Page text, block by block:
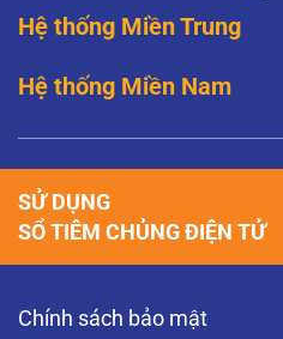
Hệ thống Miền Trung
Hệ thống Miền Nam
Chính sách bảo mật
SỬ DỤNG
SỔ TIÊM CHỦNG ĐIỆN TỬ